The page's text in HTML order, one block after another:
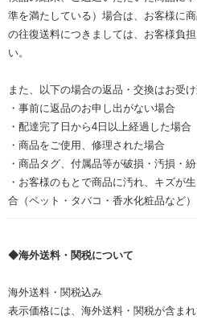
準を満たしている）場合は、お客様に
の往復送料につきましては、お客様負
い。
また、以下の場合の返品・交換はお受け
・事前に返品のお申し出がない場合
・配達完了日から4日以上経過した場合
・商品をご使用、修理された場合
・商品タグ、付属品等が破損・汚損・
・お客様のもとで商品に汚れ、キズが
合（ペット・タバコ・香水化粧品など）
◆海外送料・関税について
海外送料・関税込み
表示価格には、海外送料・関税が含ま